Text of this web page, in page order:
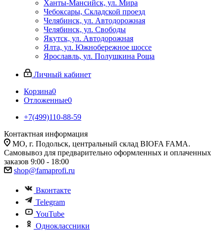
Ханты-Мансийск, ул. Мира
Чебоксары, Складской проезд
Челябинск, ул. Автодорожная
Челябинск, ул. Свободы
Якутск, ул. Автодорожная
Ялта, ул. Южнобережное шоссе
Ярославль, ул. Полушкина Роща
Личный кабинет
Корзина0
Отложенные0
+7(499)110-88-59
Контактная информация
МО, г. Подольск, центральный склад BIOFA FAMA.
Самовывоз для предварительно оформленных и оплаченных
заказов 9:00 - 18:00
shop@famaprofi.ru
Вконтакте
Telegram
YouTube
Одноклассники